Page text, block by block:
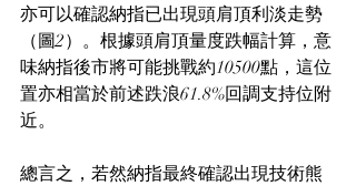
亦可以確認納指已出現頭肩頂利淡走勢
（圖2）。根據頭肩頂量度跌幅計算，意
味納指後市將可能挑戰約10500點，這位
置亦相當於前述跌浪61.8%回調支持位附
近。
總言之，若然納指最終確認出現技術熊